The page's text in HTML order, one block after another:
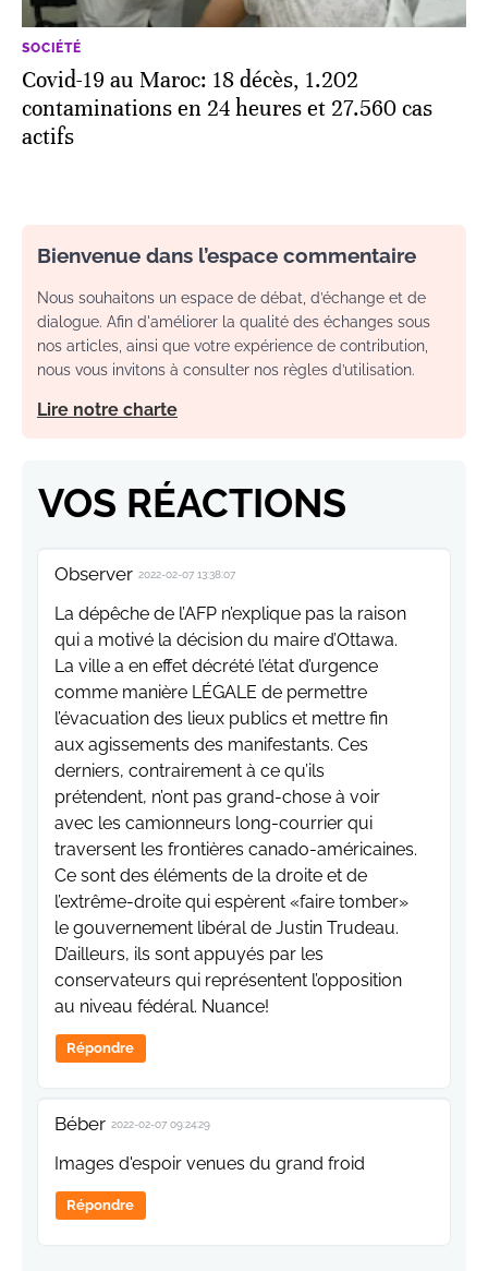
SOCIÉTÉ
Covid-19 au Maroc: 18 décès, 1.202
contaminations en 24 heures et 27.560 cas
actifs
Bienvenue dans l’espace commentaire
Nous souhaitons un espace de débat, d’échange et de
dialogue. Afin d'améliorer la qualité des échanges sous
nos articles, ainsi que votre expérience de contribution,
nous vous invitons à consulter nos règles d’utilisation.
Lire notre charte
VOS RÉACTIONS
Observer 2022-02-07 13:38:07
La dépêche de l’AFP n’explique pas la raison
qui a motivé la décision du maire d’Ottawa.
La ville a en effet décrété l’état d’urgence
comme manière LÉGALE de permettre
l’évacuation des lieux publics et mettre fin
aux agissements des manifestants. Ces
derniers, contrairement à ce qu’ils
prétendent, n’ont pas grand-chose à voir
avec les camionneurs long-courrier qui
traversent les frontières canado-américaines.
Ce sont des éléments de la droite et de
l’extrême-droite qui espèrent «faire tomber»
le gouvernement libéral de Justin Trudeau.
D’ailleurs, ils sont appuyés par les
conservateurs qui représentent l’opposition
au niveau fédéral. Nuance!
Répondre
Béber 2022-02-07 09:24:29
Images d'espoir venues du grand froid
Répondre